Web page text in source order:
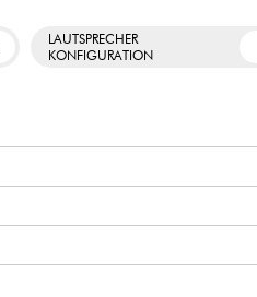
LAUTSPRECHER
KONFIGURATION